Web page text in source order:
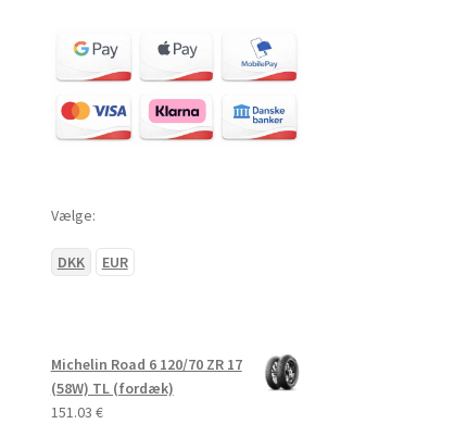
Vælge:
DKK EUR
Michelin Road 6 120/70 ZR 17
(58W) TL (fordæk)
151.03 €